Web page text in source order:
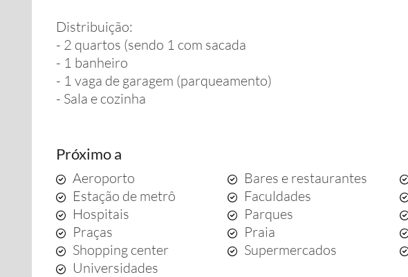
Distribuição:
- 2 quartos (sendo 1 com sacada
- 1 banheiro
- 1 vaga de garagem (parqueamento)
- Sala e cozinha
Próximo a
Aeroporto Bares e restaurantes
Estação de metrô
Faculdades
Hospitais
Parques
Praças
Praia
Shopping center
Supermercados
Universidades